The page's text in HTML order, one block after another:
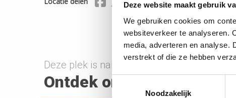
Deze website maakt gebruik
We gebruiken cookies om
websiteverkeer te analyseren.
media, adverteren en analyse.
verstrekt of die ze hebben
Toestemmingsselectie
Noodzakelijk
Deze plek is nabij onderstaande route(s)
Ontdek onderweg